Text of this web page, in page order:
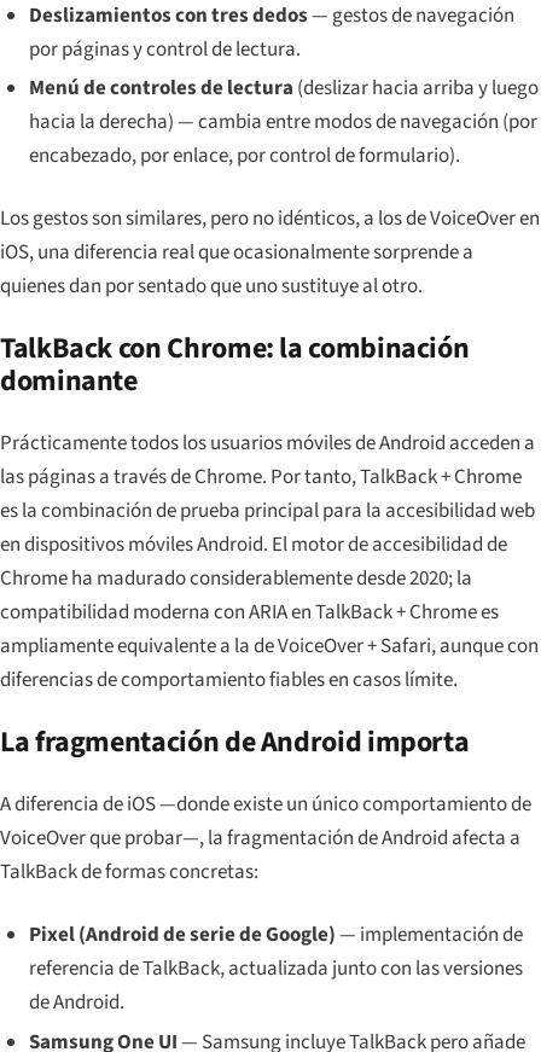
Deslizamientos con tres dedos— gestos de navegación
por páginas y control de lectura.
Menú de controles de lectura (deslizar hacia arriba y luego
hacia la derecha) — cambia entre modos de navegación (por
encabezado, por enlace, por control de formulario).
Los gestos son similares, pero no idénticos, a los de VoiceOver en
iOS, una diferencia real que ocasionalmente sorprende a
quienes dan por sentado que uno sustituye al otro.
TalkBack con Chrome: la combinación
dominante
Prácticamente todos los usuarios móviles de Android acceden a
las páginas a través de Chrome. Por tanto, TalkBack + Chrome
es la combinación de prueba principal para la accesibilidad web
en dispositivos móviles Android. El motor de accesibilidad de
Chrome ha madurado considerablemente desde 2020; la
compatibilidad moderna con ARIA en TalkBack + Chrome es
ampliamente equivalente a la de VoiceOver + Safari, aunque con
diferencias de comportamiento fiables en casos límite.
La fragmentación de Android importa
A diferencia de iOS —donde existe un único comportamiento de
VoiceOver que probar—, la fragmentación de Android afecta a
TalkBack de formas concretas:
Pixel (Android de serie de Google)— implementación de
referencia de TalkBack, actualizada junto con las versiones
de Android.
Samsung One UI— Samsung incluye TalkBack pero añade